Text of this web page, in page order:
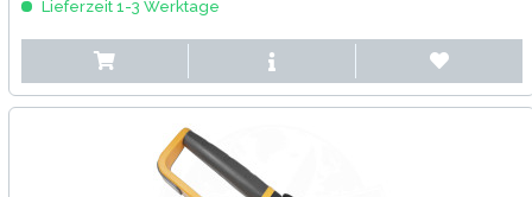
Lieferzeit 1-3 Werktage